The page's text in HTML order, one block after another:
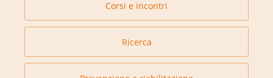
Corsi e incontri
Ricerca